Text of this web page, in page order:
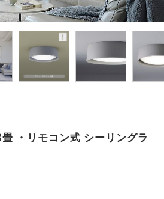
・リモコン式 シーリングラ